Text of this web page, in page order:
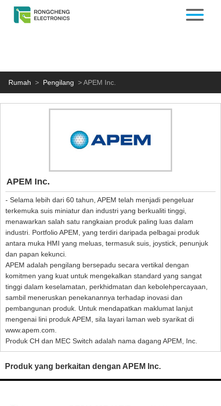
Rumah > Pengilang >APEM Inc.
APEM Inc.
- Selama lebih dari 60 tahun, APEM telah menjadi pengeluar
terkemuka suis miniatur dan industri yang berkualiti tinggi,
menawarkan salah satu rangkaian produk paling luas dalam
industri. Portfolio APEM, yang terdiri daripada pelbagai produk
antara muka HMI yang meluas, termasuk suis, joystick, penunjuk
dan papan kekunci.
APEM adalah pengilang bersepadu secara vertikal dengan
komitmen yang kuat untuk mengekalkan standard yang sangat
tinggi dalam keselamatan, perkhidmatan dan kebolehpercayaan,
sambil meneruskan penekanannya terhadap inovasi dan
pembangunan produk. Untuk mendapatkan maklumat lanjut
mengenai lini produk APEM, sila layari laman web syarikat di
www.apem.com.
Produk CH dan MEC Switch adalah nama dagang APEM, Inc.
Produk yang berkaitan dengan APEM Inc.